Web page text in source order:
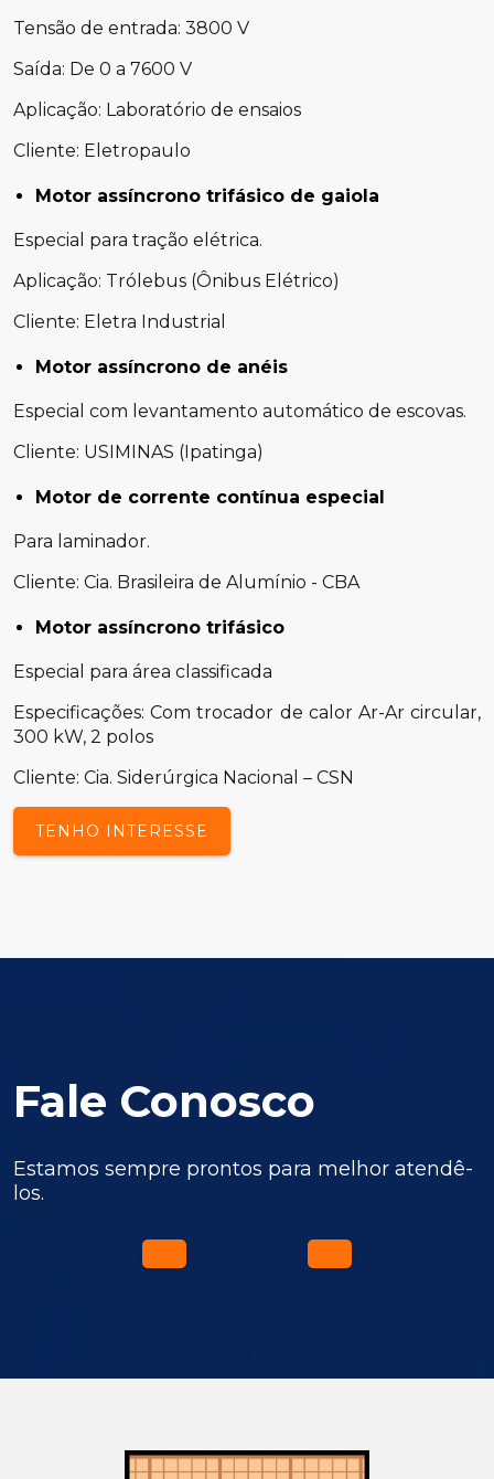
Tensão de entrada: 3800 V
Saída: De 0 a 7600 V
Aplicação: Laboratório de ensaios
Cliente: Eletropaulo
Motor assíncrono trifásico de gaiola
Especial para tração elétrica.
Aplicação: Trólebus (Ônibus Elétrico)
Cliente: Eletra Industrial
Motor assíncrono de anéis
Especial com levantamento automático de escovas.
Cliente: USIMINAS (Ipatinga)
Motor de corrente contínua especial
Para laminador.
Cliente: Cia. Brasileira de Alumínio - CBA
Motor assíncrono trifásico
Especial para área classificada
Especificações: Com trocador de calor Ar-Ar circular,
300 kW, 2 polos
Cliente: Cia. Siderúrgica Nacional – CSN
TENHO INTERESSE
Fale Conosco
Estamos sempre prontos para melhor atendê-
los.